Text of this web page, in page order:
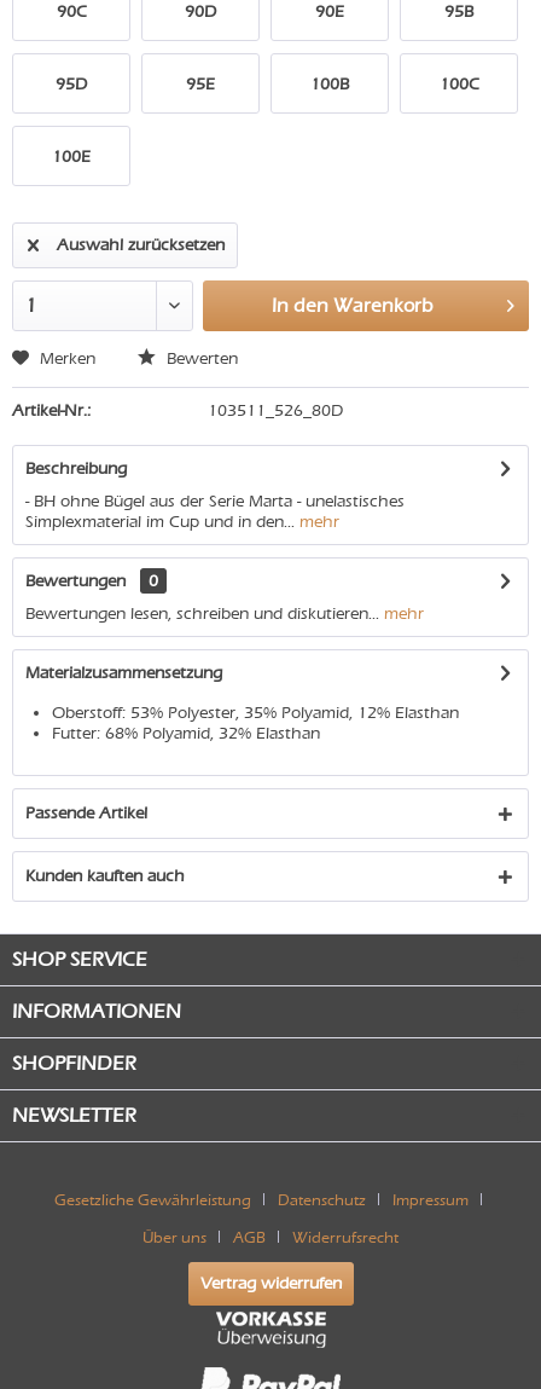
90C 90D 90E 95B
95D 95E 100B 100C
100E
Auswahl zurücksetzen
In den Warenkorb
Merken Bewerten
Artikel-Nr.: 103511_526_80D
Beschreibung
- BH ohne Bügel aus der Serie Marta - unelastisches
Simplexmaterial im Cup und in den... mehr
Bewertungen
0
Bewertungen lesen, schreiben und diskutieren... mehr
Materialzusammensetzung
Oberstoff: 53% Polyester, 35% Polyamid, 12% Elasthan
Futter: 68% Polyamid, 32% Elasthan
Passende Artikel
Kunden kauften auch
SHOP SERVICE
INFORMATIONEN
SHOPFINDER
NEWSLETTER
Gesetzliche Gewährleistung Datenschutz Impressum
Über uns AGB Widerrufsrecht
Vertrag widerrufen